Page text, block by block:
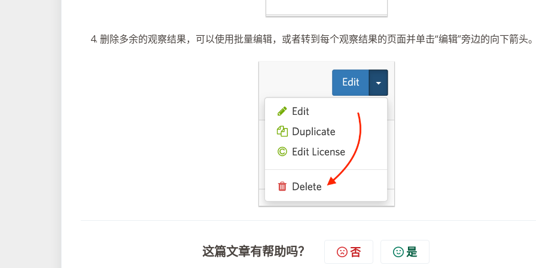
删除多余的观察结果，可以使用批量编辑，或者转到每个观察结果的页面并单击“编辑”旁边的向下箭头
这篇文章有帮助吗？ 否 是